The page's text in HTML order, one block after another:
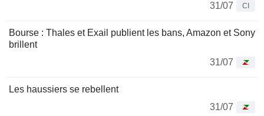
31/07
CI
Bourse : Thales et Exail publient les bans, Amazon et Sony
brillent
31/07
Les haussiers se rebellent
31/07